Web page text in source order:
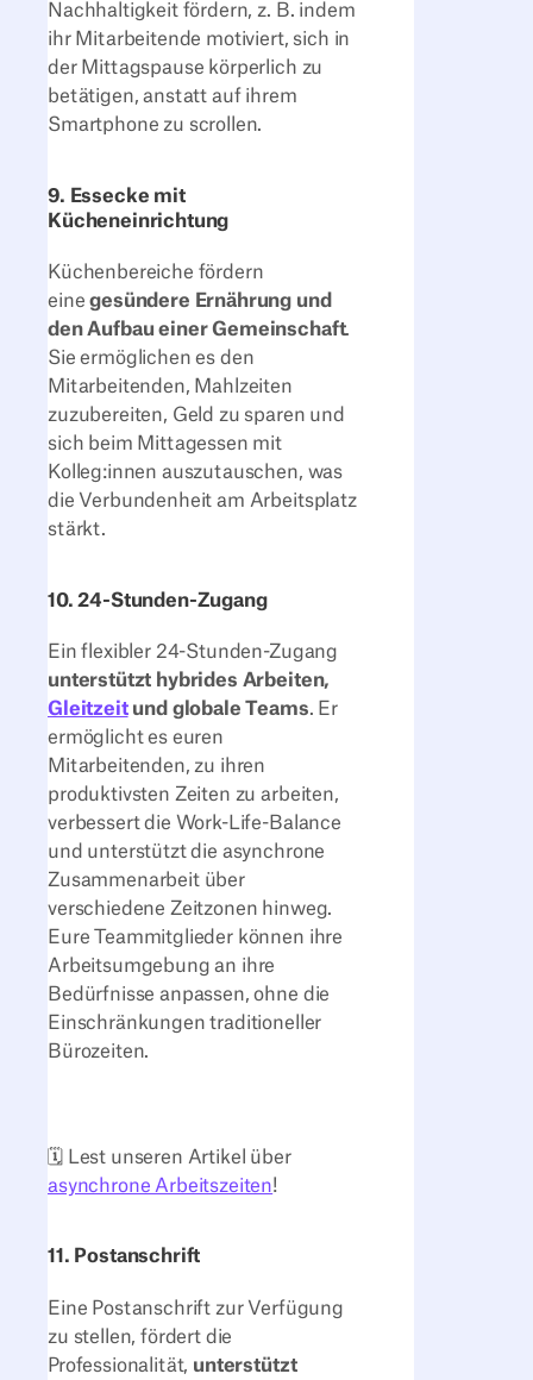
Nachhaltigkeit fördern, z. B. indem
ihr Mitarbeitende motiviert, sich in
der Mittagspause körperlich zu
betätigen, anstatt auf ihrem
Smartphone zu scrollen.
9. Essecke mit
Kücheneinrichtung
Küchenbereiche fördern
einegesündere Ernährung und
den Aufbau einer Gemeinschaft.
Sie ermöglichen es den
Mitarbeitenden, Mahlzeiten
zuzubereiten, Geld zu sparen und
sich beim Mittagessen mit
Kolleg:innen auszutauschen, was
die Verbundenheit am Arbeitsplatz
stärkt.
10. 24-Stunden-Zugang
Ein flexibler 24-Stunden-Zugang
unterstützt hybrides Arbeiten,
Gleitzeitund globale Teams. Er
ermöglicht es euren
Mitarbeitenden, zu ihren
produktivsten Zeiten zu arbeiten,
verbessert die Work-Life-Balance
und unterstützt die asynchrone
Zusammenarbeit über
verschiedene Zeitzonen hinweg.
Eure Teammitglieder können ihre
Arbeitsumgebung an ihre
Bedürfnisse anpassen, ohne die
Einschränkungen traditioneller
Bürozeiten.
🗓️ Lest unseren Artikel über
asynchrone Arbeitszeiten!
11. Postanschrift
Eine Postanschrift zur Verfügung
zu stellen, fördert die
Professionalität, unterstützt